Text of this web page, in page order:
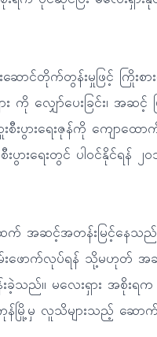
ဆောင်တိုက်တွန်းမှုဖြင့် ကြို
လျှော်ပေးခြင်း၊ အဆင့် မ
ားရေးဇုန်ကို ကျောထောက်
ပွားရေးတွင် ပါဝင်နိုင်ရန်
က် အဆင့်အတန်းမြင့်နေသည်
မ်းဖောက်လုပ်ရန် သို့မဟုတ် အဆ
သည်။ မလေးရှား အစိုးရ
ြို့မှ လူသိများသည့် ဆောက်